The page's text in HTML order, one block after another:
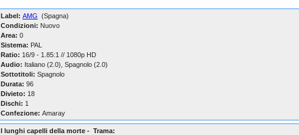
Label: AMG (Spagna)
Condizioni: Nuovo
Area: 0
Sistema: PAL
Ratio: 16/9 - 1.85:1 // 1080p HD
Audio: Italiano (2.0), Spagnolo (2.0)
Sottotitoli: Spagnolo
Durata: 96
Divieto: 18
Dischi: 1
Confezione: Amaray
I lunghi capelli della morte - Trama: